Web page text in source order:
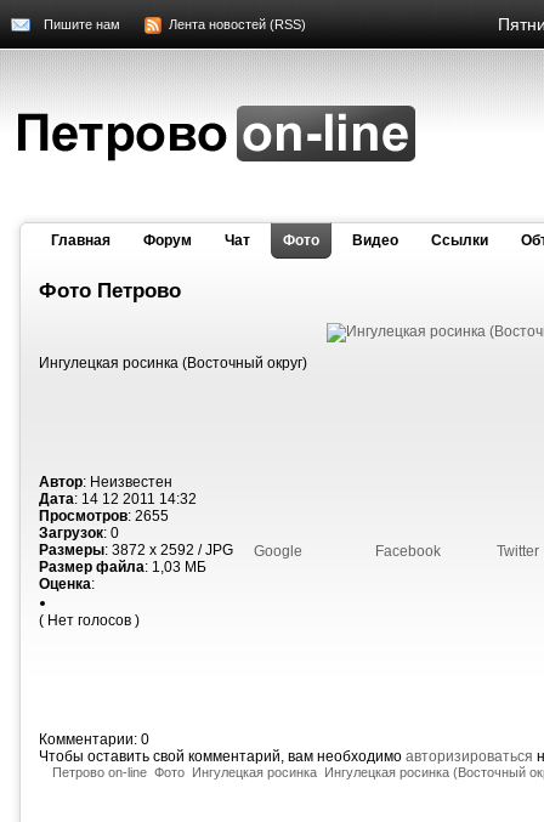
Пишите нам Лента новостей (RSS)
Главная Форум Чат Фото Видео Cсылки
Фото Петрово
Ингулецкая росинка (Восточный округ)
Автор: Неизвестен
Дата: 14 12 2011 14:32
Просмотров: 2655
Загрузок: 0
Размеры: 3872 x 2592 / JPG
Размер файла: 1,03 МБ
Оценка:
( Нет голосов )
Google Facebook Twitter
Комментарии: 0
Чтобы оставить свой комментарий, вам необходимо авторизироваться
Петрово on-line Фото Ингулецкая росинка Ингулецкая росинка (Восточный